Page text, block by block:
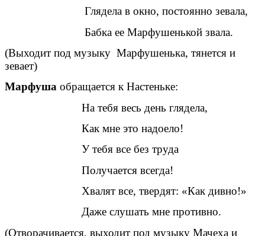
Глядела в окно, постоянно зевала,
Бабка ее Марфушенькой звала.
(Выходит под музыку Марфушенька, тянется и
зевает)
Марфуша обращается к Настеньке:
На тебя весь день глядела,
Как мне это надоело!
У тебя все без труда
Получается всегда!
Хвалят все, твердят: «Как дивно!»
Даже слушать мне противно.
(Отворачивается, выходит под музыку Мачеха и